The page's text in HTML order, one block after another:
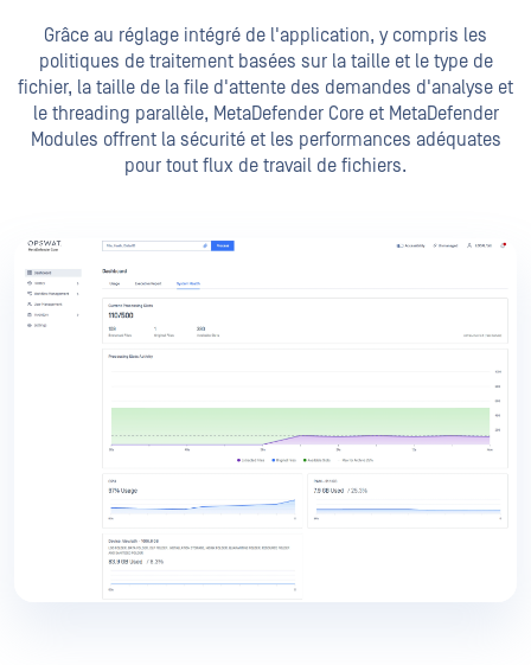
Grâce au réglage intégré de l'application, y compris les
politiques de traitement basées sur la taille et le type de
fichier, la taille de la file d'attente des demandes d'analyse et
le threading parallèle, MetaDefender Core et MetaDefender
Modules offrent la sécurité et les performances adéquates
pour tout flux de travail de fichiers.